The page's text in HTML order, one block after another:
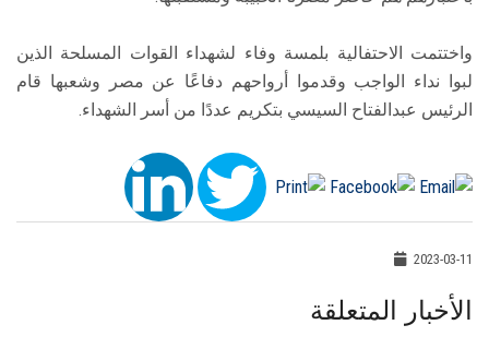
واختتمت الاحتفالية بلمسة وفاء لشهداء القوات المسلحة الذين
لبوا نداء الواجب وقدموا أرواحهم دفاعًا عن مصر وشعبها قام
الرئيس عبدالفتاح السيسي بتكريم عددًا من أسر الشهداء.
2023-03-11
الأخبار المتعلقة